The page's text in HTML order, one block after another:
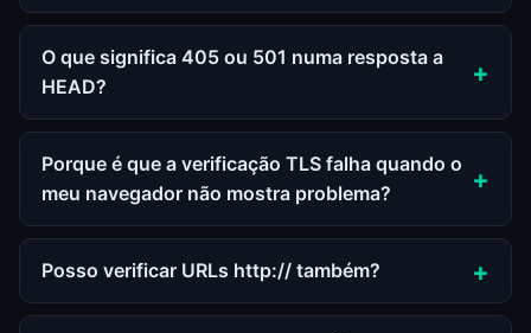
O que significa 405 ou 501 numa resposta a
HEAD?
Porque é que a verificação TLS falha quando o
meu navegador não mostra problema?
Posso verificar URLs http:// também?